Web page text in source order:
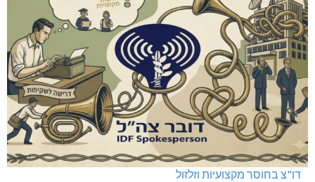
דו"צ בחוסר מקצועיות וזלזול